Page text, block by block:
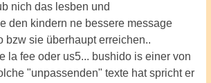
nich das lesben und
den kindern ne bessere message
bzw sie überhaupt erreichen..
la fee oder us5... bushido is einer von
"unpassenden" texte hat spricht er